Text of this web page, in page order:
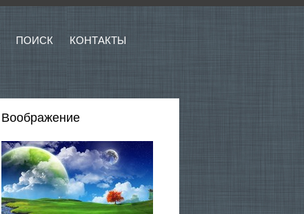
ПОИСК КОНТАКТЫ
Воображение